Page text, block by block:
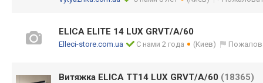
ELICA ELITE 14 LUX GRVT/A/60
Elleci-store.com.ua С нами 2 года (Киев)
Витяжка ELICA TT14 LUX GRVT/A/60 (18365)